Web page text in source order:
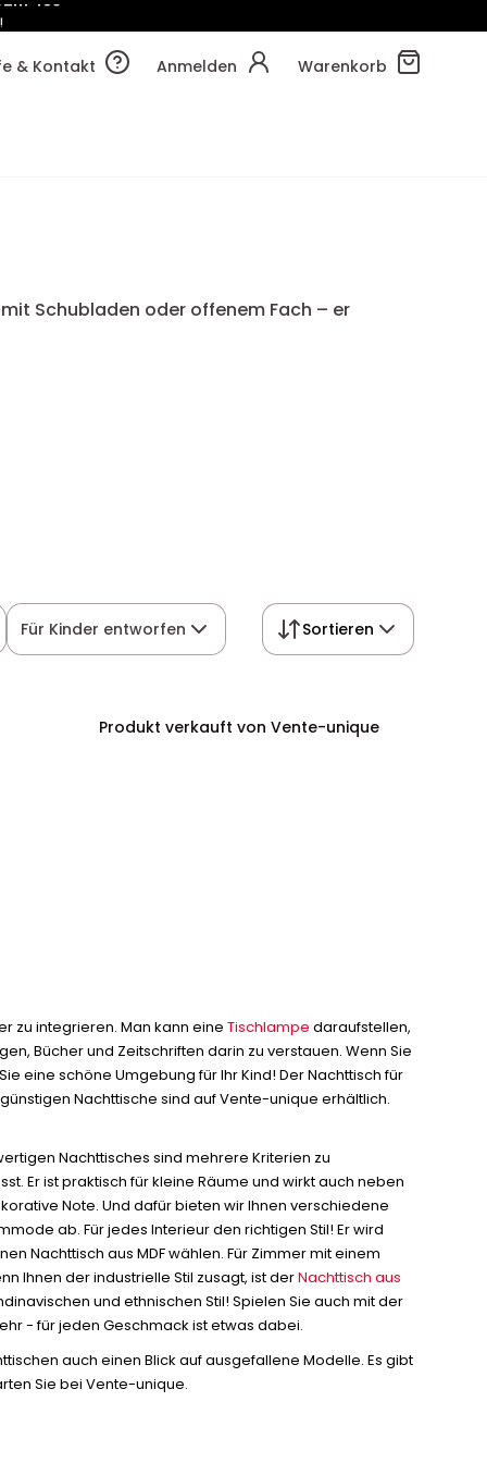
& Kontakt
Anmelden Warenkorb
Schubladen oder offenem Fach – er
Für Kinder entworfen Sortieren
Produkt verkauft von Vente-unique
zu integrieren. Man kann eineTischlampe daraufstellen,
Bücher und Zeitschriften darin zu verstauen. Wenn Sie
eine schöne Umgebung für Ihr Kind! Der Nachttisch für
Nachttische sind auf Vente-unique erhältlich.
Nachttisches sind mehrere Kriterien zu
Er ist praktisch für kleine Räume und wirkt auch neben
Note. Und dafür bieten wir Ihnen verschiedene
ab. Für jedes Interieur den richtigen Stil! Er wird
Nachttisch aus MDF wählen. Für Zimmer mit einem
Ihnen der industrielle Stil zusagt, ist derNachttisch aus
und ethnischen Stil! Spielen Sie auch mit der
- für jeden Geschmack ist etwas dabei.
auch einen Blick auf ausgefallene Modelle. Es gibt
Sie bei Vente-unique.